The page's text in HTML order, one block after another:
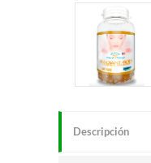
Descripción